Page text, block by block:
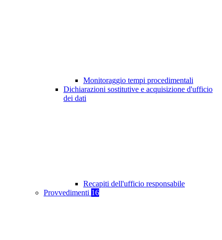
Monitoraggio tempi procedimentali
Dichiarazioni sostitutive e acquisizione d'ufficio
dei dati
Recapiti dell'ufficio responsabile
Provvedimenti 16